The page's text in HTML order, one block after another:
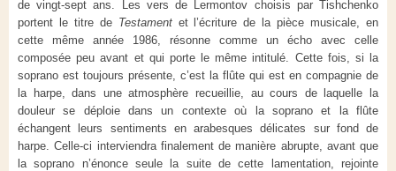
de vingt-sept ans. Les vers de Lermontov choisis par Tishchenko
portent le titre de Testamentet l’écriture de la pièce musicale, en
cette même année 1986, résonne comme un écho avec celle
composée peu avant et qui porte le même intitulé. Cette fois, si la
soprano est toujours présente, c’est la flûte qui est en compagnie de
la harpe, dans une atmosphère recueillie, au cours de laquelle la
douleur se déploie dans un contexte où la soprano et la flûte
échangent leurs sentiments en arabesques délicates sur fond de
harpe. Celle-ci interviendra finalement de manière abrupte, avant que
la soprano n’énonce seule la suite de cette lamentation, rejointe